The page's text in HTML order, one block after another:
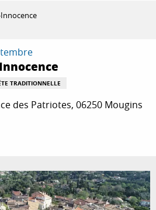
TRADITIONNELLE
des Patriotes, 06250 Mougins
favoris